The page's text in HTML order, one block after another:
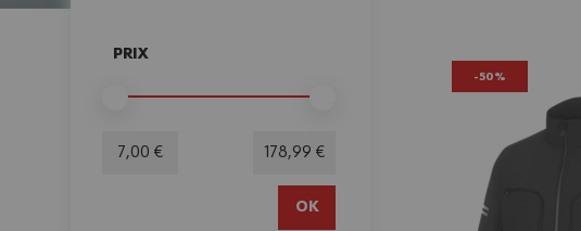
PRIX
Minimum value
7,00 €
Valeur maximale
178,99 €
OK
-50%